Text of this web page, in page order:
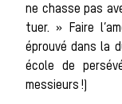
ne chasse pas
tuer. » Faire
éprouvé dans la
école de
messieurs !)